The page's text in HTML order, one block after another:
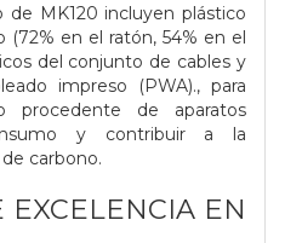
de MK120 incluyen plástico
(72% en el ratón, 54% en el
del conjunto de cables y
impreso (PWA)., para
procedente de aparatos
y contribuir a la
carbono.
EXCELENCIA EN